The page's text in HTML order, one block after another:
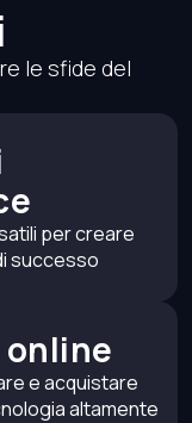
le sfide del
per creare
successo
e acquistare
altamente